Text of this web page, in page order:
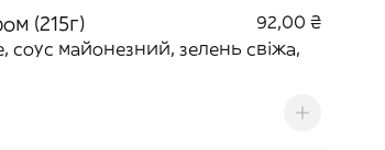
(215г)
92,00 ₴
соус майонезний, зелень свіжа,